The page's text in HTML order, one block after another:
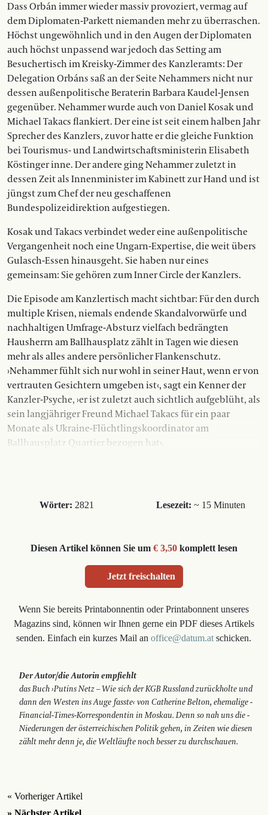
Dass Orbán immer wieder massiv provoziert, vermag auf
dem Diplomaten-Parkett niemanden mehr zu überraschen.
Höchst ungewöhnlich und in den Augen der Diplomaten
auch höchst unpassend war jedoch das Setting am
Besuchertisch im Kreisky-Zimmer des Kanzleramts: Der
Delegation Orbáns saß an der Seite Nehammers nicht nur
dessen außenpolitische Beraterin Barbara Kaudel-Jensen
gegenüber. Nehammer wurde auch von Daniel Kosak und
Michael Takacs flankiert. Der eine ist seit einem halben Jahr
Sprecher des Kanzlers, zuvor hatte er die gleiche Funktion
bei Tourismus- und Landwirtschaftsministerin Elisabeth
Köstinger inne. Der andere ging Nehammer zuletzt in
dessen Zeit als Innenminister im Kabinett zur Hand und ist
jüngst zum Chef der neu geschaffenen
Bundespolizeidirektion aufgestiegen.
Kosak und Takacs verbindet weder eine außenpolitische
Vergangenheit noch eine Ungarn-Expertise, die weit übers
Gulasch-Essen hinausgeht. Sie haben nur eines
gemeinsam: Sie gehören zum Inner Circle der Kanzlers.
Die Episode am Kanzlertisch macht sichtbar: Für den durch
multiple Krisen, niemals endende Skandalvorwürfe und
nachhaltigen Umfrage-Absturz vielfach bedrängten
Hausherrn am Ballhausplatz zählt in Tagen wie diesen
mehr als alles andere persönlicher Flankenschutz.
›Nehammer fühlt sich nur wohl in seiner Haut, wenn er von
vertrauten Gesichtern umgeben ist‹, sagt ein Kenner der
Kanzler-Psyche, ›er ist zuletzt auch sichtlich aufgeblüht, als
sein langjähriger Freund Michael Takacs für ein paar
Monate als Ukraine-Flüchtlingskoordinator am
Ballhausplatz Quartier bezogen hat‹.
Wörter: 2821 Lesezeit: ~ 15 Minuten
Diesen Artikel können Sie um € 3,50komplett lesen
Jetzt freischalten
Wenn Sie bereits Printabonnentin oder Printabonnent unseres
Magazins sind, können wir Ihnen gerne ein PDF dieses Artikels
senden. Einfach ein kurzes Mail anoffice@datum.at schicken.
Der Autor/die Autorin empfiehlt
das Buch ›Putins Netz – Wie sich der KGB Russland zurückholte und
dann den Westen ins Auge fasste‹ von Catherine Belton, ehemalige ­
Financial-Times-Korrespondentin in Moskau. Denn so nah uns die ­
Niederungen der österreichischen Politik gehen, in Zeiten wie diesen
zählt mehr denn je, die Weltläufte noch besser zu durchschauen.
« Vorheriger Artikel